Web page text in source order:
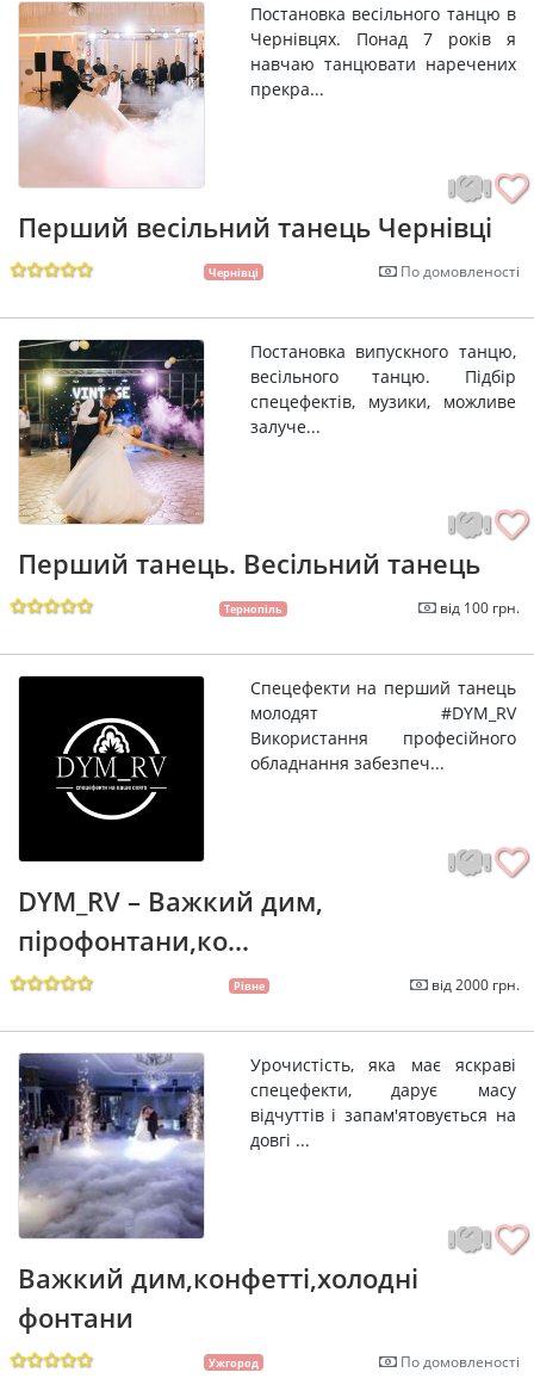
Постановка весільного танцю в
Чернівцях. Понад 7 років я
навчаю танцювати наречених
прекра...
Перший весільний танець Чернівці
Чернівці По домовленості
Постановка випускного танцю,
весільного танцю. Підбір
спецефектів, музики, можливе
залуче...
Перший танець. Весільний танець
Тернопіль від 100 грн.
Спецефекти на перший танець
молодят #DYM_RV
Використання професійного
обладнання забезпеч...
DYM_RV – Важкий дим,
пірофонтани,ко...
Рівне від 2000 грн.
Урочистість, яка має яскраві
спецефекти, дарує масу
відчуттів і запам'ятовується на
довгі ...
Важкий дим,конфетті,холодні
фонтани
Ужгород По домовленості